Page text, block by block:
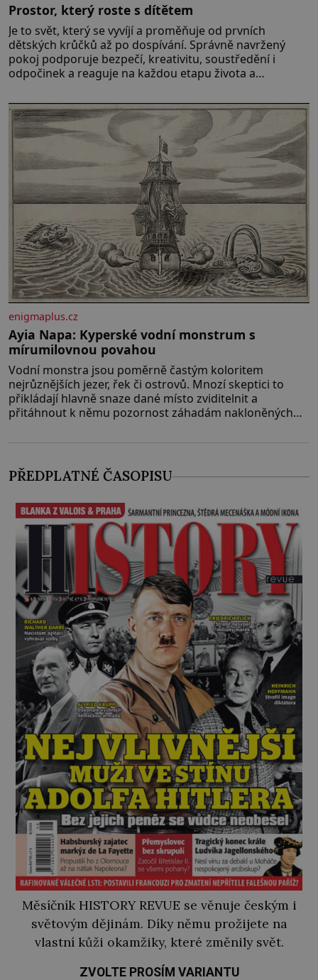
Prostor, který roste s dítětem
Je to svět, který se vyvíjí a proměňuje od prvních
dětských krůčků až po dospívání. Správně navržený
pokoj podporuje bezpečí, kreativitu, soustředění i
odpočinek a reaguje na každou etapu života a
jednoduchost, měkkost a bezpečí, proto by pokoj
miminka měl působit především klidně a útulně.
Předškolní věk je
enigmaplus.cz
Ayia Napa: Kyperské vodní monstrum s
mírumilovnou povahou
Vodní monstra jsou poměrně častým koloritem
nejrůznějších jezer, řek či ostrovů. Mnozí skeptici to
přikládají hlavně snaze dané místo zviditelnit a
přitáhnout k němu pozornost záhadám nakloněných
PŘEDPLATNÉ ČASOPISU
Měsíčník HISTORY REVUE se věnuje českým i
světovým dějinám. Díky němu prožijete na
vlastní kůži okamžiky, které změnily svět.
ZVOLTE PROSÍM VARIANTU